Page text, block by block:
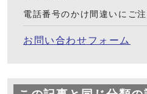
電話番号のかけ間違いにご注
お問い合わせフォーム